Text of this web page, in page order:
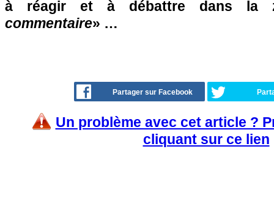
à réagir et à débattre dans la
commentaire» …
Partager sur Facebook
Un problème avec cet article ?
cliquant sur ce lien